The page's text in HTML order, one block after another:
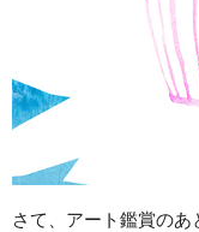
さて、アート鑑賞のあ